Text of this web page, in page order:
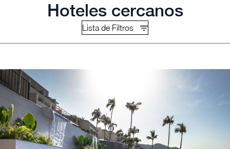
Hoteles cercanos
Lista de Filtros